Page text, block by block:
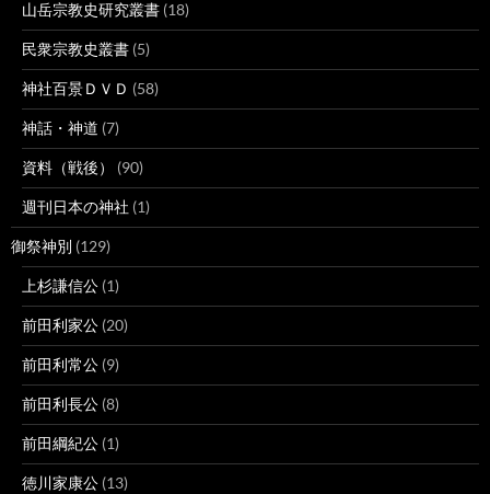
山岳宗教史研究叢書 (18)
民衆宗教史叢書 (5)
神社百景ＤＶＤ (58)
神話・神道 (7)
資料（戦後） (90)
週刊日本の神社 (1)
御祭神別 (129)
上杉謙信公 (1)
前田利家公 (20)
前田利常公 (9)
前田利長公 (8)
前田綱紀公 (1)
徳川家康公 (13)